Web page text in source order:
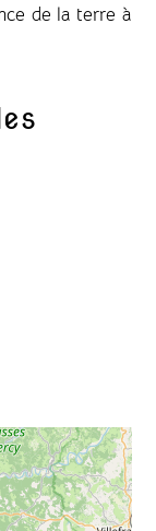
de la terre à